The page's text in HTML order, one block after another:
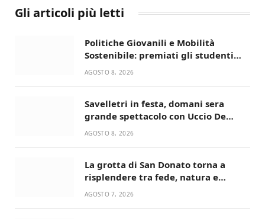
Gli articoli più letti
Politiche Giovanili e Mobilità
Sostenibile: premiati gli studenti
universitari del bando “La strada
AGOSTO 8, 2026
Savelletri in festa, domani sera
grande spettacolo con Uccio De
Santis
AGOSTO 8, 2026
La grotta di San Donato torna a
risplendere tra fede, natura e
devozione
AGOSTO 7, 2026